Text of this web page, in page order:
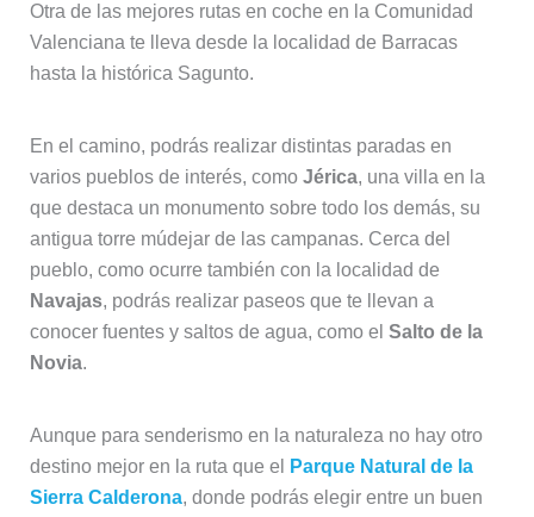
Otra de las mejores rutas en coche en la Comunidad
Valenciana te lleva desde la localidad de Barracas
hasta la histórica Sagunto.
En el camino, podrás realizar distintas paradas en
varios pueblos de interés, como Jérica, una villa en la
que destaca un monumento sobre todo los demás, su
antigua torre múdejar de las campanas. Cerca del
pueblo, como ocurre también con la localidad de
Navajas, podrás realizar paseos que te llevan a
conocer fuentes y saltos de agua, como el Salto de la
Novia.
Aunque para senderismo en la naturaleza no hay otro
destino mejor en la ruta que el
Parque Natural de la
Sierra Calderona, donde podrás elegir entre un buen